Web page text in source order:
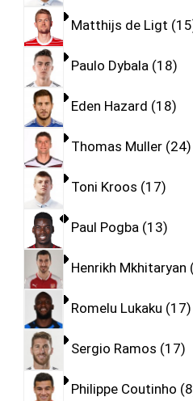
Matthijs de Ligt 15
Paulo Dybala 18
Eden Hazard 18
Thomas Muller 24
Toni Kroos 17
Paul Pogba 13
Henrikh Mkhitaryan
Romelu Lukaku 17
Sergio Ramos 17
Philippe Coutinho 8